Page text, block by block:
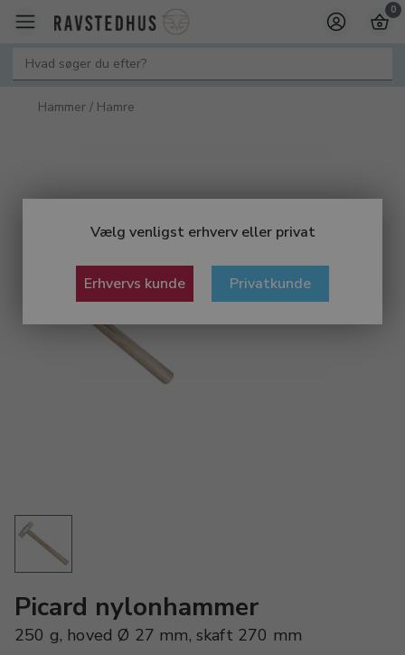
Vælg venligst erhverv eller privat
Erhvervs kunde Privatkunde
0
Hammer / Hamre
Picard nylonhammer
250 g, hoved Ø 27 mm, skaft 270 mm